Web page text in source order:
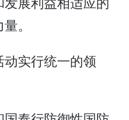
。
实行统一的领